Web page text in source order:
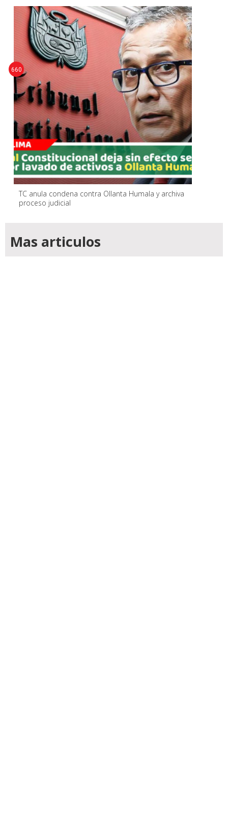
TC anula condena contra Ollanta Humala y archiva
proceso judicial
660
Mas articulos